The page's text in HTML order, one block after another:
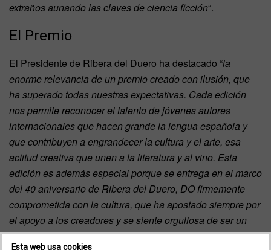
extraños aunando las claves de ciencia ficción“.
El Premio
El Presidente de Ribera del Duero ha destacado “la
enorme relevancia de un premio creado con ilusión, que
ha superado todas nuestras expectativas. Cada edición
nos permite reconocer el talento de jóvenes autores
internacionales que hacen grande la lengua española y
que contribuyen a engrandecer la cultura y el arte, esa
actitud creativa que unen a la literatura y al vino. Esta
edición es además especial porque se entrega en el marco
del 40 aniversario de Ribera del Duero, DO firmemente
comprometida con la cultura, que ha apostado siempre por
el apoyo a los creadores y se siente orgullosa de ser un
referente de apoyo y de buen vino para todos”.
Esta web usa cookies